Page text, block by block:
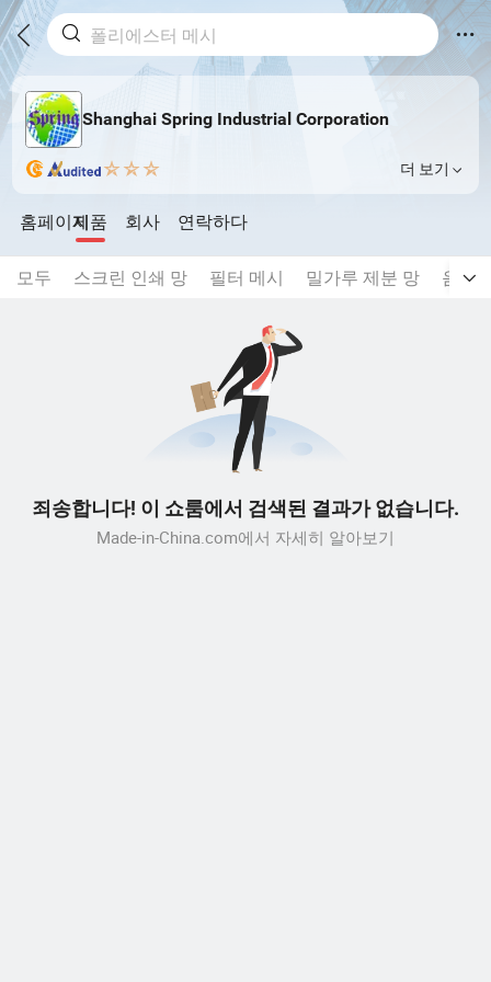
Shanghai Spring Industrial Corporation
더 보기
홈페이지제품 회사 연락하다
모두 스크린 인쇄 망 필터 메시 밀가루 제분 망 음향
죄송합니다! 이 쇼룸에서 검색된 결과가 없습니다.
Made-in-China.com에서 자세히 알아보기